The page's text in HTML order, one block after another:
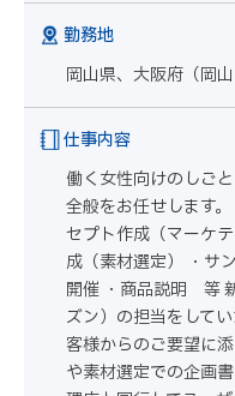
勤務地
岡山県、大阪府（岡
仕事内容
働く女性向けのしご
全般をお任せします
セプト作成（マーケ
成（素材選定） ・サ
開催 ・商品説明 等
ズン）の担当をして
客様からのご要望に
や素材選定での企画